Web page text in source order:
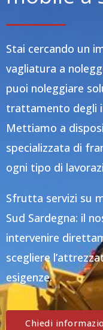
Stai cercando un
vagliatura a
puoi noleggiare
trattamento degli
Mettiamo a
specializzata di
ogni tipo di
Sfrutta servizi su
Sud Sardegna: il
intervenire
scegliere
esigenze.
Chiedi